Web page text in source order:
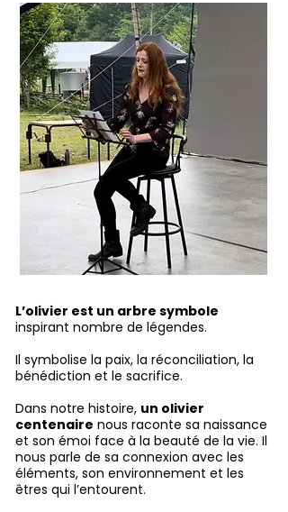
L’olivier est un arbre symbole
inspirant nombre de légendes.
Il symbolise la paix, la réconciliation, la
bénédiction et le sacrifice.
Dans notre histoire, un olivier
centenaire nous raconte sa naissance
et son émoi face à la beauté de la vie. Il
nous parle de sa connexion avec les
éléments, son environnement et les
êtres qui l’entourent.